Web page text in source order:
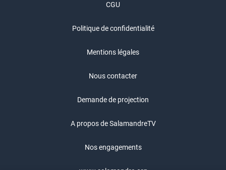
CGU
Politique de confidentialité
Mentions légales
Nous contacter
Demande de projection
A propos de SalamandreTV
Nos engagements